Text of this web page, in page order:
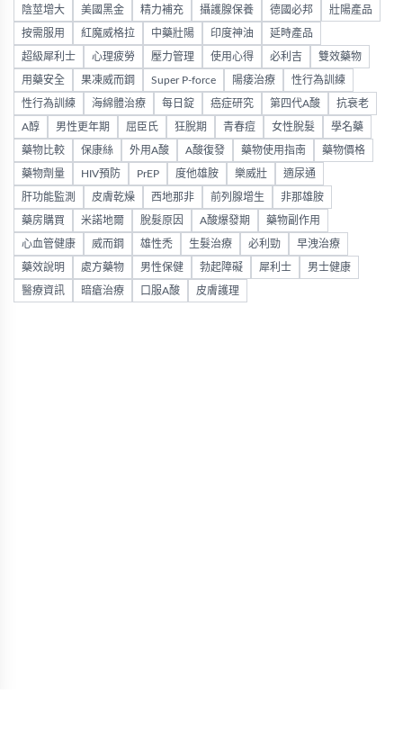
陰莖增大 美國黑金 精力補充 攝護腺保養 德國必邦 壯陽產品
按需服用 紅魔威格拉 中藥壯陽 印度神油 延時產品
超級犀利士 心理疲勞 壓力管理 使用心得 必利吉 雙效藥物
用藥安全 果凍威而鋼 Super P-force 陽痿治療 性行為訓練
性行為訓練 海綿體治療 每日錠 癌症研究 第四代A酸 抗衰老
A醇 男性更年期 屈臣氏 狂脫期 青春痘 女性脫髮 學名藥
藥物比較 保康絲 外用A酸 A酸復發 藥物使用指南 藥物價格
藥物劑量 HIV預防 PrEP 度他雄胺 樂威壯 適尿通
肝功能監測 皮膚乾燥 西地那非 前列腺增生 非那雄胺
藥房購買 米諾地爾 脫髮原因 A酸爆發期 藥物副作用
心血管健康 威而鋼 雄性禿 生髮治療 必利勁 早洩治療
藥效說明 處方藥物 男性保健 勃起障礙 犀利士 男士健康
醫療資訊 暗瘡治療 口服A酸 皮膚護理